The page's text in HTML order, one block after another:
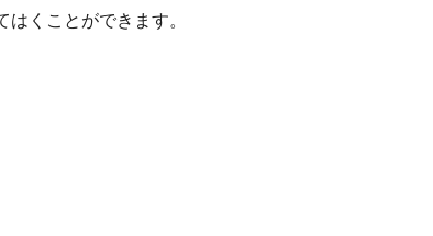
くことができます。